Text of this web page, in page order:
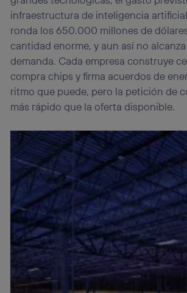
infraestructura de inteligencia
ronda los 650.000 millones de
cantidad enorme, y aun así no
demanda. Cada empresa construye
compra chips y firma acuerdos de
ritmo que puede, pero la petición de
más rápido que la oferta disponible.